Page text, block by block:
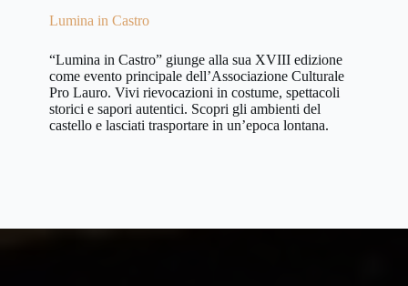
Lumina in Castro
“Lumina in Castro” giunge alla sua XVIII edizione
come evento principale dell’Associazione Culturale
Pro Lauro. Vivi rievocazioni in costume, spettacoli
storici e sapori autentici. Scopri gli ambienti del
castello e lasciati trasportare in un’epoca lontana.